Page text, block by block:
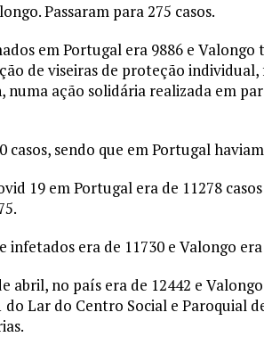
Passaram para 275 casos.
em Portugal era 9886 e Valongo
de viseiras de proteção individual,
numa ação solidária realizada em
sendo que em Portugal haviam
19 em Portugal era de 11278
era de 11730 e Valongo era
abril, no país era de 12442 e
Lar do Centro Social e Paroquial